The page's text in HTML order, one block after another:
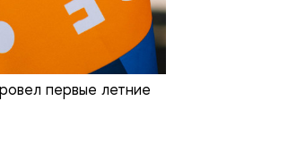
первые летние